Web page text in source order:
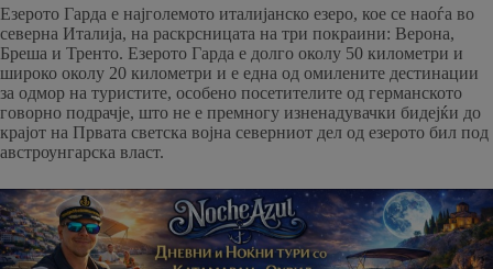
Езерото Гарда е најголемото италијанско езеро, кое се наоѓа во
северна Италија, на раскрсницата на три покраини: Верона,
Бреша и Тренто. Езерото Гарда е долго околу 50 километри и
широко околу 20 километри и е една од омилените дестинации
за одмор на туристите, особено посетителите од германското
говорно подрачје, што не е премногу изненадувачки бидејќи до
крајот на Првата светска војна северниот дел од езерото бил под
австроунгарска власт.